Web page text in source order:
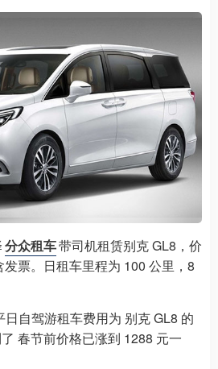
分众租车带司机租赁别克 GL8，价
票。日租车里程为 100 公里，8
自驾游租车费用为 别克 GL8 的
春节前价格已涨到 1288 元一